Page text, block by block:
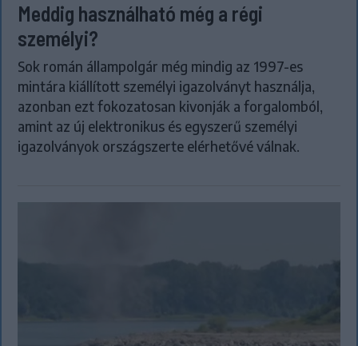
Meddig használható még a régi
személyi?
Sok román állampolgár még mindig az 1997-es
mintára kiállított személyi igazolványt használja,
azonban ezt fokozatosan kivonják a forgalomból,
amint az új elektronikus és egyszerű személyi
igazolványok országszerte elérhetővé válnak.